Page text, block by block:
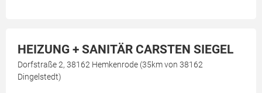
HEIZUNG + SANITÄR CARSTEN SIEGEL
Dorfstraße 2, 38162 Hemkenrode (35km von 38162
Dingelstedt)